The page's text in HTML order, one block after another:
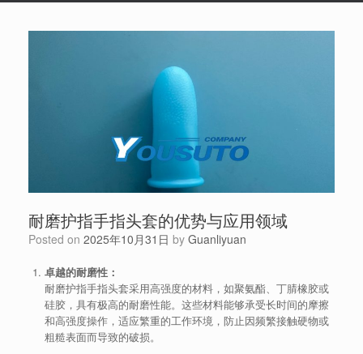
耐磨护指手指头套的优势与应用领域
Posted on 2025年10月31日 by Guanliyuan
卓越的耐磨性：
耐磨护指手指头套采用高强度的材料，如聚氨酯、丁腈橡胶或
硅胶，具有极高的耐磨性能。这些材料能够承受长时间的摩擦
和高强度操作，适应繁重的工作环境，防止因频繁接触硬物或
粗糙表面而导致的破损。